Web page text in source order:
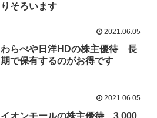
りそろいます
2021.06.05
わらべや日洋HDの株主優待 長
期で保有するのがお得です
2021.06.05
イオンモールの株主優待 3,000